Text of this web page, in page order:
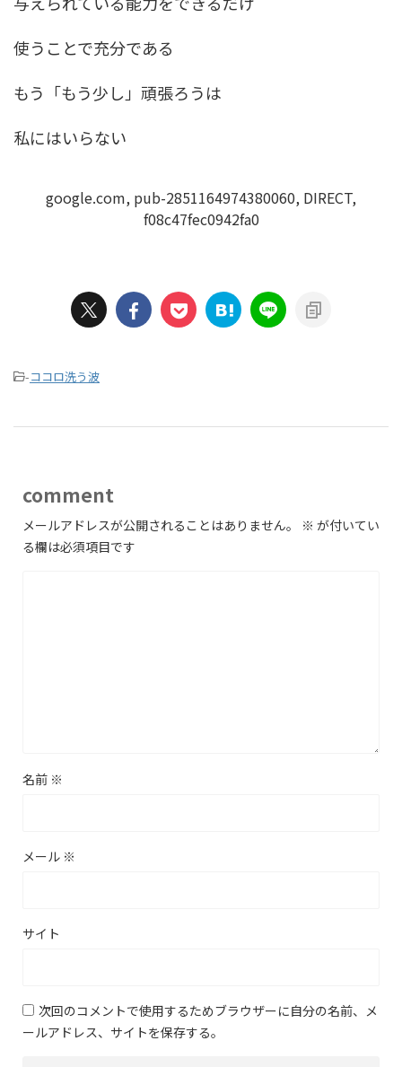
使うことで充分である
もう「もう少し」頑張ろうは
私にはいらない
google.com, pub-2851164974380060, DIRECT,
f08c47fec0942fa0
-ココロ洗う波
comment
メールアドレスが公開されることはありません。 ※ が付いてい
る欄は必須項目です
名前 ※
メール ※
サイト
次回のコメントで使用するためブラウザーに自分の名前、メ
ールアドレス、サイトを保存する。